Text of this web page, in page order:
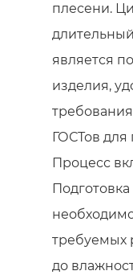
Номер
плесени.
является
изделия,
ГОСТов
Процесс
требуемых
до
Ваши имя и
Номер